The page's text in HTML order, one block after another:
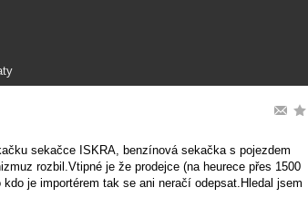
sekačce ISKRA, benzínová sekačka s pojezdem
rozbil.Vtipné je že prodejce (na heurece přes 1500
je importérem tak se ani neračí odepsat.Hledal jsem